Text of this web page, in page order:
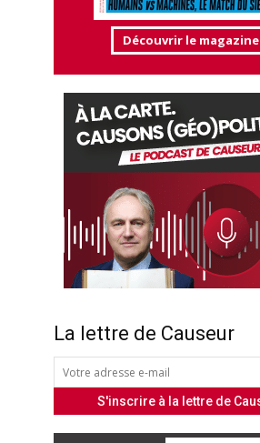
Découvrir le magazine
La lettre de Causeur